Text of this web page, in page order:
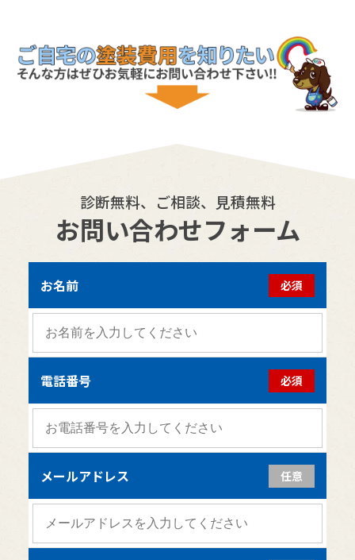
診断無料、ご相談、見積無料
お問い合わせフォーム
お名前 必須
電話番号 必須
メールアドレス 任意